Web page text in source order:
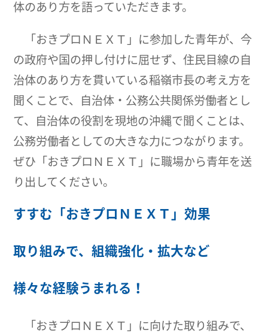
体のあり方を語っていただきます。
「おきプロＮＥＸＴ」に参加した青年が、今
の政府や国の押し付けに屈せず、住民目線の自
治体のあり方を貫いている稲嶺市長の考え方を
聞くことで、自治体・公務公共関係労働者とし
て、自治体の役割を現地の沖縄で聞くことは、
公務労働者としての大きな力につながります。
ぜひ「おきプロＮＥＸＴ」に職場から青年を送
り出してください。
すすむ「おきプロＮＥＸＴ」効果
取り組みで、組織強化・拡大など
様々な経験うまれる！
「おきプロＮＥＸＴ」に向けた取り組みで、